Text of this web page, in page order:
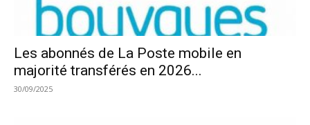
Les abonnés de La Poste mobile en
majorité transférés en 2026...
30/09/2025